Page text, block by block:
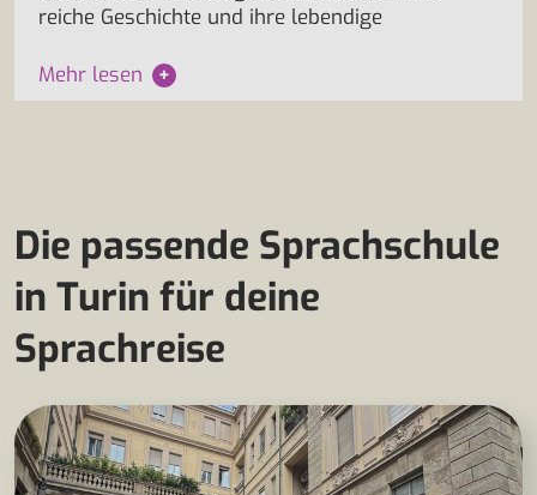
reiche Geschichte und ihre lebendige
Mehr lesen +
Die passende Sprachschule
in Turin für deine
Sprachreise